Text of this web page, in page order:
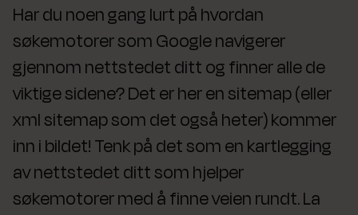
Har du noen gang lurt på hvordan
søkemotorer som Google navigerer
gjennom nettstedet ditt og finner alle de
viktige sidene? Det er her en sitemap (eller
xml sitemap som det også heter) kommer
inn i bildet! Tenk på det som en kartlegging
av nettstedet ditt som hjelper
søkemotorer med å finne veien rundt. La